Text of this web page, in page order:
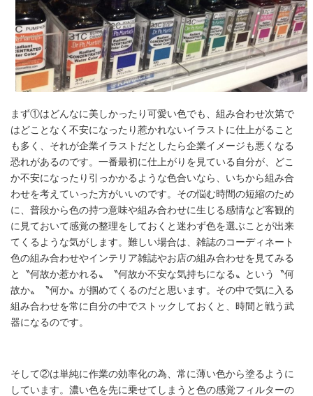
コラ
編集
部
ライ
ター
会社
概要
サー
ビス
ヒス
トリ
ー
まず①はどんなに美しかったり可愛い色でも、組み合わせ次第で
はどことなく不安になったり惹かれないイラストに仕上がること
も多く、それが企業イラストだとしたら企業イメージも悪くなる
恐れがあるのです。一番最初に仕上がりを見ている自分が、どこ
か不安になったり引っかかるような色合いなら、いちから組み合
わせを考えていった方がいいのです。その悩む時間の短縮のため
に、普段から色の持つ意味や組み合わせに生じる感情など客観的
に見ておいて感覚の整理をしておくと迷わず色を選ぶことが出来
てくるような気がします。難しい場合は、雑誌のコーディネート
色の組み合わせやインテリア雑誌やお店の組み合わせを見てみる
と〝何故か惹かれる〟〝何故か不安な気持ちになる〟という〝何
故か〟〝何か〟が掴めてくるのだと思います。その中で気に入る
組み合わせを常に自分の中でストックしておくと、時間と戦う武
器になるのです。
そして②は単純に作業の効率化の為、常に薄い色から塗るように
しています。濃い色を先に乗せてしまうと色の感覚フィルターの